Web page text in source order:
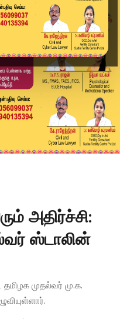
அதிர்ச்சி:
ஸ்டாலின்
முதல்வர் மு.க.